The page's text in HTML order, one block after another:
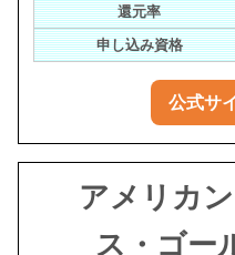
還元率
申し込み資格
公式サ
アメリカ
ス・ゴー